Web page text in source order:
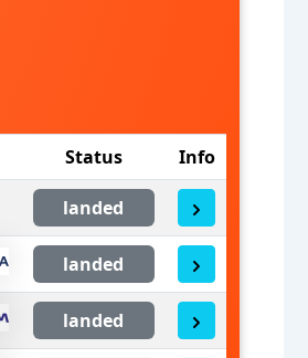
Status
Info
landed
landed
landed